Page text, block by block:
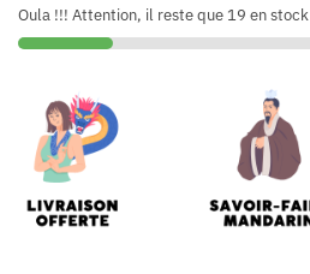
Oula !!! Attention, il reste que 19 en stock